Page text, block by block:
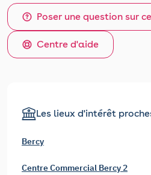
Poser une question sur
Centre d'aide
Les lieux d'intérêt
Bercy
Centre Commercial Bercy 2